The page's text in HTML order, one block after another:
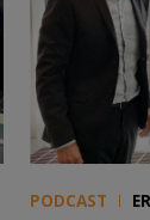
PODCAST